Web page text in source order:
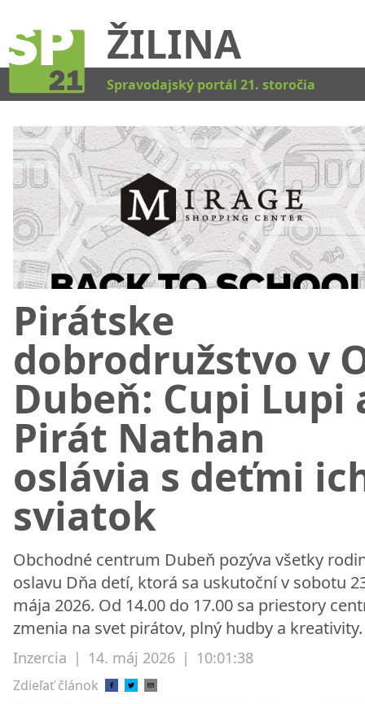
ŽILINA
Spravodajský portál 21. storočia
Pirátske
dobrodružstvo v
Dubeň: Cupi Lupi
Pirát Nathan
oslávia s deťmi
sviatok
Obchodné centrum Dubeň pozýva všetky
oslavu Dňa detí, ktorá sa uskutoční v sobotu
mája 2026. Od 14.00 do 17.00 sa priestory
zmenia na svet pirátov, plný hudby a kreativity.
Inzercia | 14. máj 2026 | 10:01:38
Zdieľať článok